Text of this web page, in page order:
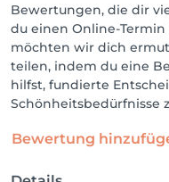
Bewertungen, die dir
du einen Online-
möchten wir dich
teilen, indem du eine
hilfst, fundierte
Schönheitsbedürfnisse
Bewertung